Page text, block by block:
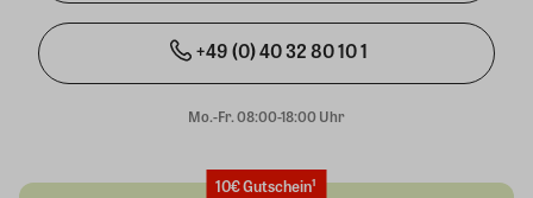
+49 (0) 40 32 80 10 1
Mo.-Fr. 08:00-18:00 Uhr
10€ Gutschein¹